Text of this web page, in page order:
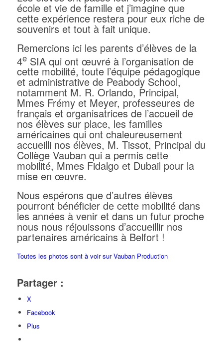
école et vie de famille et j’imagine que
cette expérience restera pour eux riche de
souvenirs et tout à fait unique.
Remercions ici les parents d’élèves de la
4eSIA qui ont œuvré à l’organisation de
cette mobilité, toute l’équipe pédagogique
et administrative de Peabody School,
notamment M. R. Orlando, Principal,
Mmes Frémy et Meyer, professeures de
français et organisatrices de l’accueil de
nos élèves sur place, les familles
américaines qui ont chaleureusement
accueilli nos élèves, M. Tissot, Principal du
Collège Vauban qui a permis cette
mobilité, Mmes Fidalgo et Dubail pour la
mise en œuvre.
Nous espérons que d’autres élèves
pourront bénéficier de cette mobilité dans
les années à venir et dans un futur proche
nous nous réjouissons d’accueillir nos
partenaires américains à Belfort !
Toutes les photos sont à voir sur Vauban Production
Partager :
X
Facebook
Plus